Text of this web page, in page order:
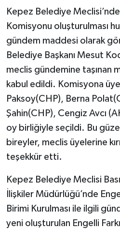
Kepez Belediye Meclisi’nde
Komisyonu oluşturulması
gündem maddesi olarak
Belediye Başkanı Mesut
meclis gündemine taşınan
kabul edildi. Komisyona
Paksoy(CHP), Berna
Şahin(CHP), Cengiz Avcı
oy birliğiyle seçildi. Bu güzel
bireyler, meclis üyelerine
teşekkür etti.
Kepez Belediye Meclisi
İlişkiler Müdürlüğü’nde
Birimi Kurulması ile ilgili
yeni oluşturulan Engelli